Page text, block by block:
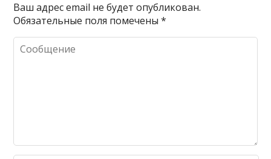
Ваш адрес email не будет опубликован.
Обязательные поля помечены*